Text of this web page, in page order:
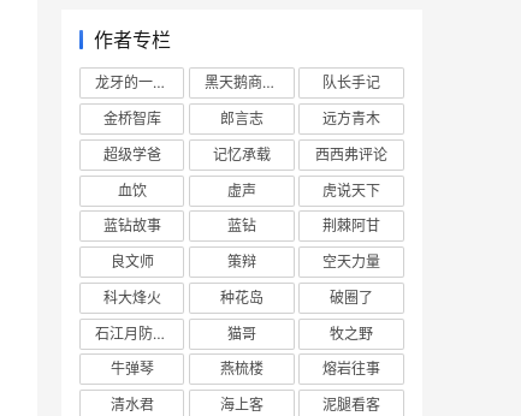
作者专栏
龙牙的一座山 黑天鹅商业情报站
队长手记
金桥智库
郎言志
远方青木
超级学爸
记忆承载
西西弗评论
血饮
虚声
虎说天下
蓝钻故事
蓝钻
荆棘阿甘
良文师
策辩
空天力量
科大烽火
种花岛
破圈了
石江月防务观察
猫哥
牧之野
牛弹琴
燕梳楼
熔岩往事
清水君
海上客 泥腿看客